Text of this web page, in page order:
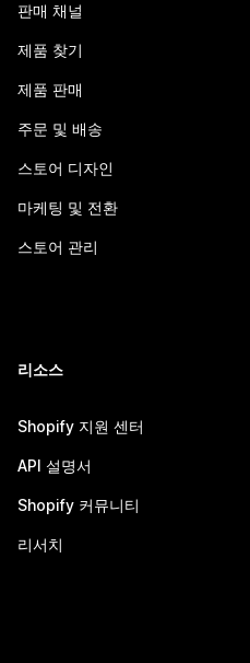
판매 채널
제품 찾기
제품 판매
주문 및 배송
스토어 디자인
마케팅 및 전환
스토어 관리
리소스
Shopify 지원 센터
API 설명서
Shopify 커뮤니티
리서치